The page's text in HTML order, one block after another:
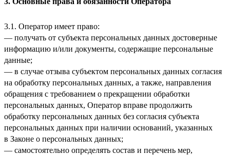
3.1. Оператор имеет право:
— получать от субъекта персональных данных достоверные
информацию и/или документы, содержащие персональные
данные;
— в случае отзыва субъектом персональных данных согласия
на обработку персональных данных, а также, направления
обращения с требованием о прекращении обработки
персональных данных, Оператор вправе продолжить
обработку персональных данных без согласия субъекта
персональных данных при наличии оснований, указанных
в Законе о персональных данных;
— самостоятельно определять состав и перечень мер,